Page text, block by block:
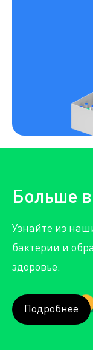
Больше
Узнайте из
бактерии и
здоровье.
Подробнее